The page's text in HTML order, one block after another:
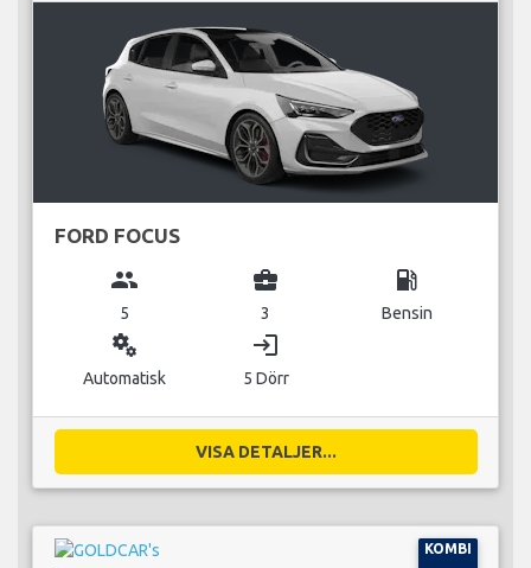
FORD FOCUS
group
5
business_center
3
local_gas_station
Bensin
miscellaneous_services
Automatisk
login
5 Dörr
VISA DETALJER...
KOMBI